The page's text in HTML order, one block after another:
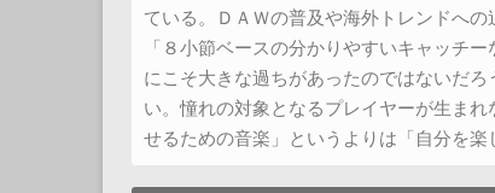
ている。ＤＡＷの普及や海外トレンドへ
「８小節ベースの分かりやすいキャッチ
にこそ大きな過ちがあったのではないだ
い。憧れの対象となるプレイヤーが生ま
せるための音楽」というよりは「自分を楽